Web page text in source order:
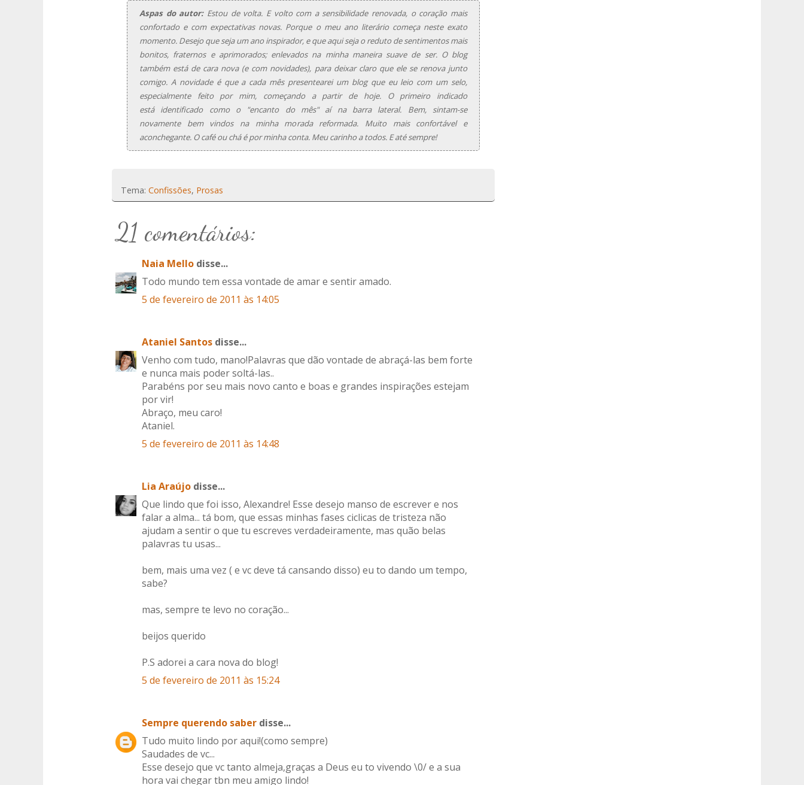
Aspas do autor:Estou de volta. E volto com a sensibilidade renovada, o coração mais
confortado e com expectativas novas. Porque o meu ano literário começa neste exato
momento. Desejo que seja um ano inspirador, e que aqui seja o reduto de sentimentos mais
bonitos, fraternos e aprimorados; enlevados na minha maneira suave de ser. O blog
também está de cara nova (e com novidades), para deixar claro que ele se renova junto
comigo. A novidade é que a cada mês presentearei um blog que eu leio com um selo,
especialmente feito por mim, começando a partir de hoje. O primeiro indicado
está identificado como o "encanto do mês" aí na barra lateral. Bem, sintam-se
novamente bem vindos na minha morada reformada. Muito mais confortável e
aconchegante. O café ou chá é por minha conta. Meu carinho a todos. E até sempre!
Tema: Confissões, Prosas
21 comentários:
Naia Mello disse...
Todo mundo tem essa vontade de amar e sentir amado.
5 de fevereiro de 2011 às 14:05
Ataniel Santos disse...
Venho com tudo, mano!Palavras que dão vontade de abraçá-las bem forte
e nunca mais poder soltá-las..
Parabéns por seu mais novo canto e boas e grandes inspirações estejam
por vir!
Abraço, meu caro!
Ataniel.
5 de fevereiro de 2011 às 14:48
Lia Araújo disse...
Que lindo que foi isso, Alexandre! Esse desejo manso de escrever e nos
falar a alma... tá bom, que essas minhas fases ciclicas de tristeza não
ajudam a sentir o que tu escreves verdadeiramente, mas quão belas
palavras tu usas...
bem, mais uma vez ( e vc deve tá cansando disso) eu to dando um tempo,
sabe?
mas, sempre te levo no coração...
beijos querido
P.S adorei a cara nova do blog!
5 de fevereiro de 2011 às 15:24
Sempre querendo saber disse...
Tudo muito lindo por aqui!(como sempre)
Saudades de vc...
Esse desejo que vc tanto almeja,graças a Deus eu to vivendo \0/ e a sua
hora vai chegar tbn meu amigo lindo!